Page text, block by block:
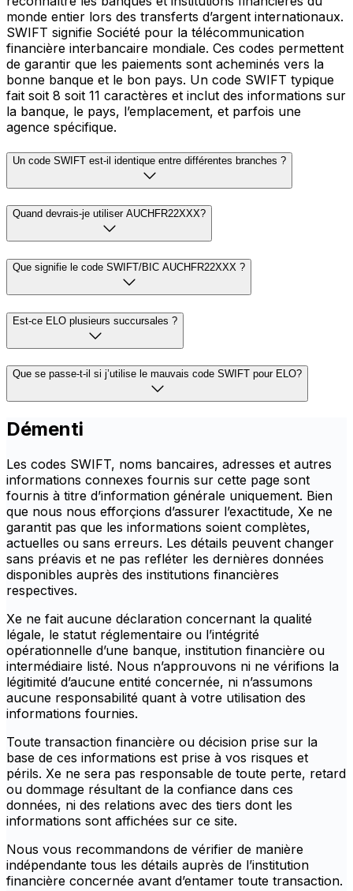
monde entier lors des transferts d’argent internationaux.
SWIFT signifie Société pour la télécommunication
financière interbancaire mondiale. Ces codes permettent
de garantir que les paiements sont acheminés vers la
bonne banque et le bon pays. Un code SWIFT typique
fait soit 8 soit 11 caractères et inclut des informations sur
la banque, le pays, l’emplacement, et parfois une
agence spécifique.
Un code SWIFT est-il identique entre différentes branches ?
Quand devrais-je utiliser AUCHFR22XXX?
Que signifie le code SWIFT/BIC AUCHFR22XXX ?
Est-ce ELO plusieurs succursales ?
Que se passe-t-il si j’utilise le mauvais code SWIFT pour ELO?
Démenti
Les codes SWIFT, noms bancaires, adresses et autres
informations connexes fournis sur cette page sont
fournis à titre d’information générale uniquement. Bien
que nous nous efforçions d’assurer l’exactitude, Xe ne
garantit pas que les informations soient complètes,
actuelles ou sans erreurs. Les détails peuvent changer
sans préavis et ne pas refléter les dernières données
disponibles auprès des institutions financières
respectives.
Xe ne fait aucune déclaration concernant la qualité
légale, le statut réglementaire ou l’intégrité
opérationnelle d’une banque, institution financière ou
intermédiaire listé. Nous n’approuvons ni ne vérifions la
légitimité d’aucune entité concernée, ni n’assumons
aucune responsabilité quant à votre utilisation des
informations fournies.
Toute transaction financière ou décision prise sur la
base de ces informations est prise à vos risques et
périls. Xe ne sera pas responsable de toute perte, retard
ou dommage résultant de la confiance dans ces
données, ni des relations avec des tiers dont les
informations sont affichées sur ce site.
Nous vous recommandons de vérifier de manière
indépendante tous les détails auprès de l’institution
financière concernée avant d’entamer toute transaction.